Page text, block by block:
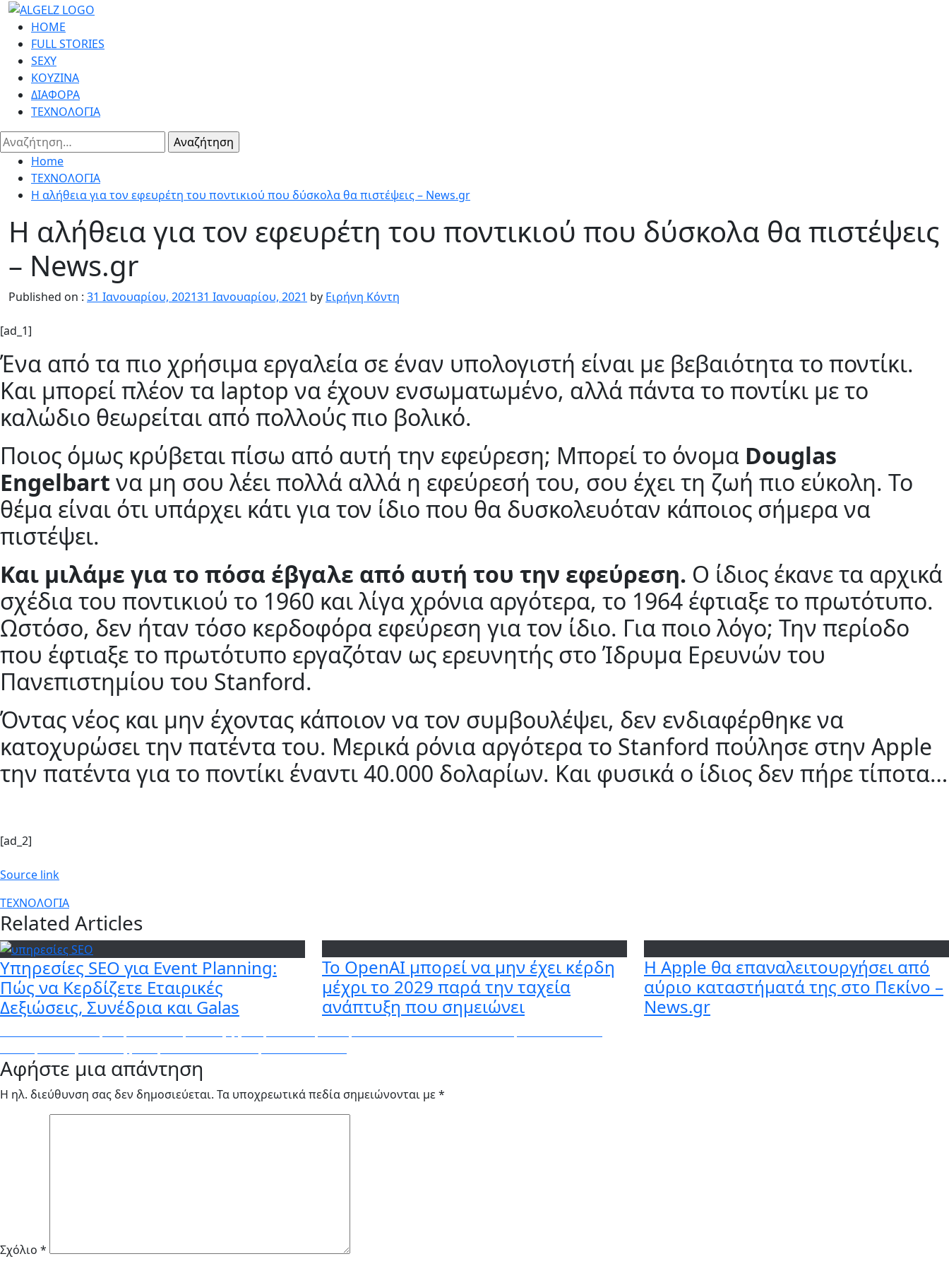
Skip
content
Primary
Menu
HOME
FULL STORIES
SEXY
ΚΟΥΖΙΝΑ
ΔΙΑΦΟΡΑ
ΤΕΧΝΟΛΟΓΙΑ
Αναζήτηση
για:
Home
ΤΕΧΝΟΛΟΓΙΑ
Η αλήθεια για τον εφευρέτη του ποντικιού που δύσκολα θα πιστέψεις – News.gr
Η αλήθεια για τον εφευρέτη του ποντικιού που δύσκολα θα πιστέψεις
– News.gr
Published on : 31 Ιανουαρίου, 202131 Ιανουαρίου, 2021 by Ειρήνη Κόντη
[ad_1]
Ένα από τα πιο χρήσιμα εργαλεία σε έναν υπολογιστή είναι με βεβαιότητα το ποντίκι.
Και μπορεί πλέον τα laptop να έχουν ενσωματωμένο, αλλά πάντα το ποντίκι με το
καλώδιο θεωρείται από πολλούς πιο βολικό.
Ποιος όμως κρύβεται πίσω από αυτή την εφεύρεση; Μπορεί το όνομα Douglas
Engelbart να μη σου λέει πολλά αλλά η εφεύρεσή του, σου έχει τη ζωή πιο εύκολη. Το
θέμα είναι ότι υπάρχει κάτι για τον ίδιο που θα δυσκολευόταν κάποιος σήμερα να
πιστέψει.
Και μιλάμε για το πόσα έβγαλε από αυτή του την εφεύρεση. Ο ίδιος έκανε τα αρχικά
σχέδια του ποντικιού το 1960 και λίγα χρόνια αργότερα, το 1964 έφτιαξε το πρωτότυπο.
Ωστόσο, δεν ήταν τόσο κερδοφόρα εφεύρεση για τον ίδιο. Για ποιο λόγο; Την περίοδο
που έφτιαξε το πρωτότυπο εργαζόταν ως ερευνητής στο Ίδρυμα Ερευνών του
Πανεπιστημίου του Stanford.
Όντας νέος και μην έχοντας κάποιον να τον συμβουλέψει, δεν ενδιαφέρθηκε να
κατοχυρώσει την πατέντα του. Μερικά ρόνια αργότερα το Stanford πούλησε στην Apple
την πατέντα για το ποντίκι έναντι 40.000 δολαρίων. Και φυσικά ο ίδιος δεν πήρε τίποτα…
[ad_2]
Source link
ΤΕΧΝΟΛΟΓΙΑ
Related Articles
Υπηρεσίες SEO για Event Planning:
Πώς να Κερδίζετε Εταιρικές
Δεξιώσεις, Συνέδρια και Galas
Το OpenAI μπορεί να μην έχει κέρδη
μέχρι το 2029 παρά την ταχεία
ανάπτυξη που σημειώνει
Η Apple θα επαναλειτουργήσει από
αύριο καταστήματά της στο Πεκίνο –
News.gr
Πλοήγηση
άρθρων
post:
Αφήστε μια απάντηση
Η ηλ. διεύθυνση σας δεν δημοσιεύεται. Τα υποχρεωτικά πεδία σημειώνονται με*
Σχόλιο *